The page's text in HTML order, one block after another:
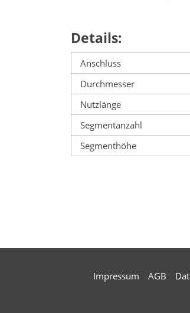
Details:
Anschluss
Durchmesser
Nutzlänge
Segmentanzahl
Segmenthöhe
Impressum AGB